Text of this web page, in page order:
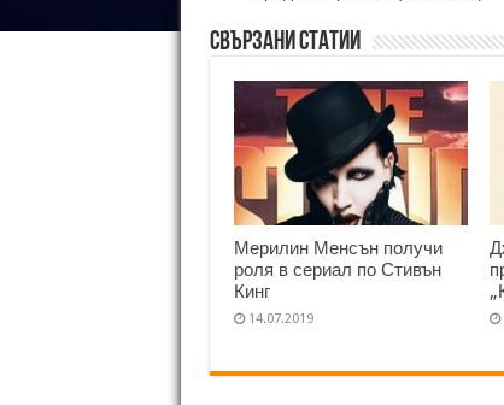
Свързани статии
Мерилин Менсън получи
роля в сериал по Стивън
Кинг
14.07.2019